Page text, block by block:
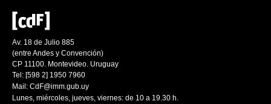
Av. 18 de Julio 885
(entre Andes y Convención)
CP 11100. Montevideo. Uruguay
Tel: [598 2] 1950 7960
Mail: CdF@imm.gub.uy
Lunes, miércoles, jueves, viernes: de 10 a 19.30 h.